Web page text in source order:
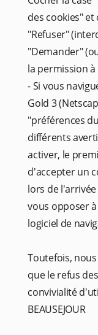
des cookies" et
"Refuser"
"Demander"
la permission à
- Si vous
Gold 3
"préférences
différents
activer, le
d'accepter un
lors de
vous opposer
logiciel de
Toutefois,
que le refus
convivialité
BEAUSEJOUR
Carnet de route
Nos
Autour
A vélo
Nos
A voir et
En
Avis clients
Galerie photos
Contact &
FAQ